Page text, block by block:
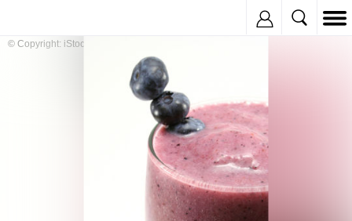
© Copyright: iStockphoto